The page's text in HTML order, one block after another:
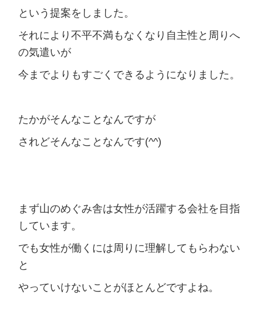
という提案をしました。
それにより不平不満もなくなり自主性と周りへ
の気遣いが
今までよりもすごくできるようになりました。
たかがそんなことなんですが
されどそんなことなんです(^^)
まず山のめぐみ舎は女性が活躍する会社を目指
しています。
でも女性が働くには周りに理解してもらわない
と
やっていけないことがほとんどですよね。